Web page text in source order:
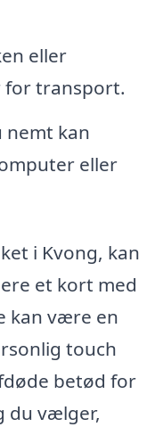
eller
for transport.
nemt kan
eller
i Kvong, kan
et kort med
kan være en
touch
betød for
du vælger,